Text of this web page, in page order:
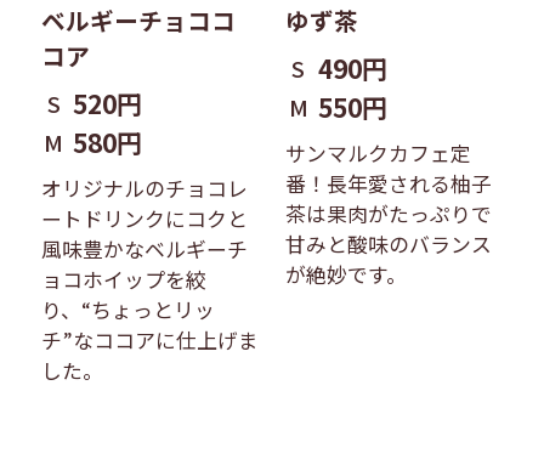
ベルギーチョココ
コア
S 520円
M 580円
オリジナルのチョコレ
ートドリンクにコクと
風味豊かなベルギーチ
ョコホイップを絞
り、“ちょっとリッ
チ”なココアに仕上げま
した。
ゆず茶
S 490円
M 550円
サンマルクカフェ定
番！長年愛される柚子
茶は果肉がたっぷりで
甘みと酸味のバランス
が絶妙です。